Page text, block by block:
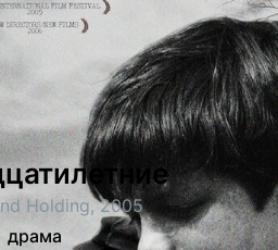
Holding, 2005
драма